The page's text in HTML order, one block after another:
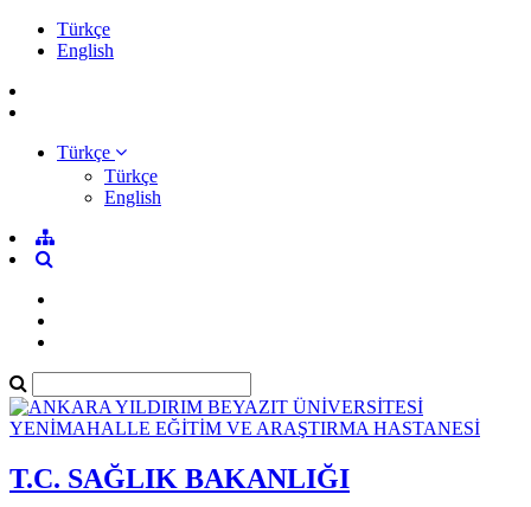
Türkçe
English
Türkçe
Türkçe
English
T.C. SAĞLIK BAKANLIĞI